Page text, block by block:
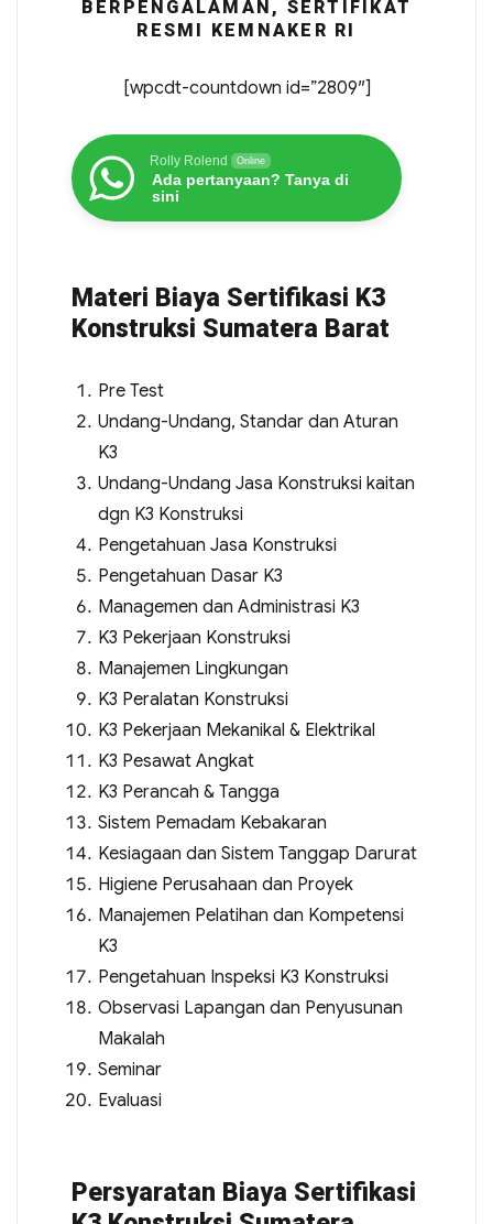
BERPENGALAMAN, SERTIFIKAT
RESMI KEMNAKER RI
[wpcdt-countdown id=”2809″]
Rolly Rolend Online
Ada pertanyaan? Tanya di
sini
Materi Biaya Sertifikasi K3
Konstruksi Sumatera Barat
Pre Test
Undang-Undang, Standar dan Aturan
K3
Undang-Undang Jasa Konstruksi kaitan
dgn K3 Konstruksi
Pengetahuan Jasa Konstruksi
Pengetahuan Dasar K3
Managemen dan Administrasi K3
K3 Pekerjaan Konstruksi
Manajemen Lingkungan
K3 Peralatan Konstruksi
K3 Pekerjaan Mekanikal & Elektrikal
K3 Pesawat Angkat
K3 Perancah & Tangga
Sistem Pemadam Kebakaran
Kesiagaan dan Sistem Tanggap Darurat
Higiene Perusahaan dan Proyek
Manajemen Pelatihan dan Kompetensi
K3
Pengetahuan Inspeksi K3 Konstruksi
Observasi Lapangan dan Penyusunan
Makalah
Seminar
Evaluasi
Persyaratan Biaya Sertifikasi